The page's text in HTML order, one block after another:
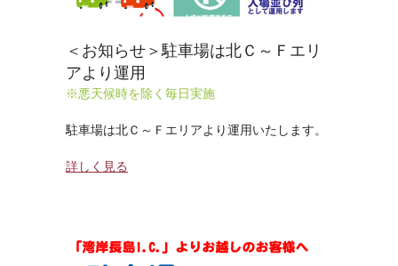
＜お知らせ＞駐車場は北Ｃ～Ｆエリ
アより運用
※悪天候時を除く毎日実施
駐車場は北Ｃ～Ｆエリアより運用いたします。
詳しく見る